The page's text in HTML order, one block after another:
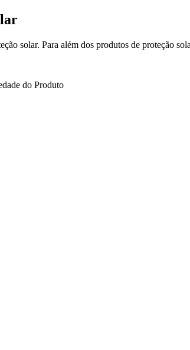
solar. Para além dos produtos de proteção
do Produto